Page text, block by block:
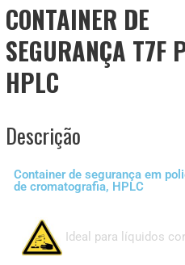
CONTAINER DE
SEGURANÇA T7F
HPLC
Descrição
Container de segurança em
de cromatografia, HPLC
Ideal para líquidos